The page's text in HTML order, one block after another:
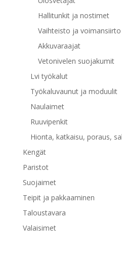
Hallitunkit ja nostimet
Vaihteisto ja voimansiirto
Akkuvaraajat
Vetonivelen suojakumit
Lvi työkalut
Työkaluvaunut ja moduulit
Naulaimet
Ruuvipenkit
Hionta, katkaisu, poraus,
Kengät
Paristot
Suojaimet
Teipit ja pakkaaminen
Taloustavara
Valaisimet